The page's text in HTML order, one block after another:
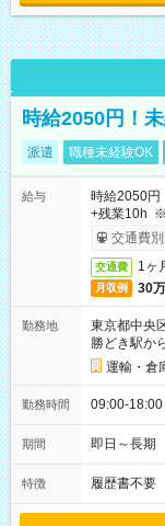
時給2050円！
派遣 職種未経験OK
給与
時給2050
+残業10h ※
取りサービ
交通費
交通費 1ヶ
月収例 30
勤務地
東京都中央
勝どき駅か
運輸・倉
勤務時間 09:00-
期間 即日～長
特徴 履歴書不要